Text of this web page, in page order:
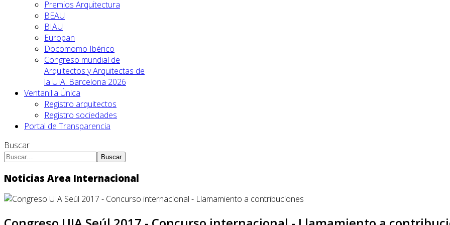
Premios Arquitectura
BEAU
BIAU
Europan
Docomomo Ibérico
Congreso mundial de
Arquitectos y Arquitectas de
la UIA. Barcelona 2026
Ventanilla Única
Registro arquitectos
Registro sociedades
Portal de Transparencia
Buscar
Buscar
Noticias Area Internacional